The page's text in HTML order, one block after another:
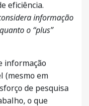
eficiência.
informação
o “plus”
informação
(mesmo em
de pesquisa
o que